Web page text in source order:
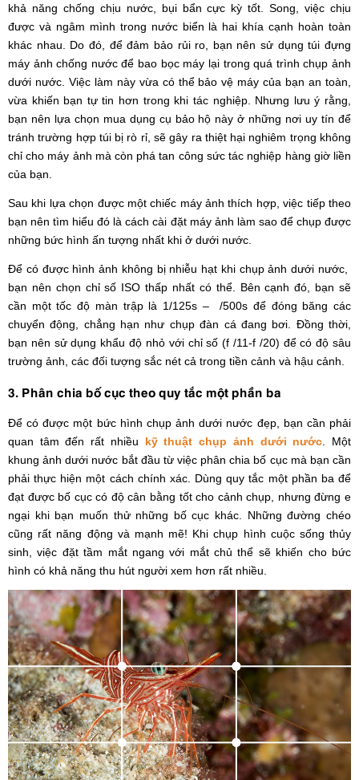
khả năng chống chịu nước, bụi bẩn cực kỳ tốt. Song, việc chịu
được và ngâm mình trong nước biển là hai khía cạnh hoàn toàn
khác nhau. Do đó, để đảm bảo rủi ro, bạn nên sử dụng túi đựng
máy ảnh chống nước để bao bọc máy lại trong quá trình chụp ảnh
dưới nước. Việc làm này vừa có thể bảo vệ máy của bạn an toàn,
vừa khiến bạn tự tin hơn trong khi tác nghiệp. Nhưng lưu ý rằng,
bạn nên lựa chọn mua dụng cụ bảo hộ này ở những nơi uy tín để
tránh trường hợp túi bị rò rỉ, sẽ gây ra thiệt hại nghiêm trọng không
chỉ cho máy ảnh mà còn phá tan công sức tác nghiệp hàng giờ liền
của bạn.
Sau khi lựa chọn được một chiếc máy ảnh thích hợp, việc tiếp theo
bạn nên tìm hiểu đó là cách cài đặt máy ảnh làm sao để chụp được
những bức hình ấn tượng nhất khi ở dưới nước.
Để có được hình ảnh không bị nhiễu hạt khi chụp ảnh dưới nước,
bạn nên chọn chỉ số ISO thấp nhất có thể. Bên cạnh đó, bạn sẽ
cần một tốc độ màn trập là 1/125s – /500s để đóng băng các
chuyển động, chẳng hạn như chụp đàn cá đang bơi. Đồng thời,
bạn nên sử dụng khẩu độ nhỏ với chỉ số (f /11-f /20) để có độ sâu
trường ảnh, các đối tượng sắc nét cả trong tiền cảnh và hậu cảnh.
3. Phân chia bố cục theo quy tắc một phần ba
Để có được một bức hình chụp ảnh dưới nước đẹp, bạn cần phải
quan tâm đến rất nhiều kỹ thuật chụp ảnh dưới nước. Một
khung ảnh dưới nước bắt đầu từ việc phân chia bố cục mà bạn cần
phải thực hiện một cách chính xác. Dùng quy tắc một phần ba để
đạt được bố cục có độ cân bằng tốt cho cảnh chụp, nhưng đừng e
ngại khi bạn muốn thử những bố cục khác. Những đường chéo
cũng rất năng động và mạnh mẽ! Khi chụp hình cuộc sống thủy
sinh, việc đặt tầm mắt ngang với mắt chủ thể sẽ khiến cho bức
hình có khả năng thu hút người xem hơn rất nhiều.